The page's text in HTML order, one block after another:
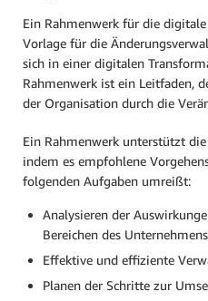
Ein Rahmenwerk für die
Vorlage für die
sich in einer digitalen
Rahmenwerk ist ein Leitfaden,
der Organisation durch die
Ein Rahmenwerk unterstützt
indem es empfohlene
folgenden Aufgaben umreißt:
Analysieren der
Bereichen des Unternehmens
Effektive und effiziente
Planen der Schritte zur